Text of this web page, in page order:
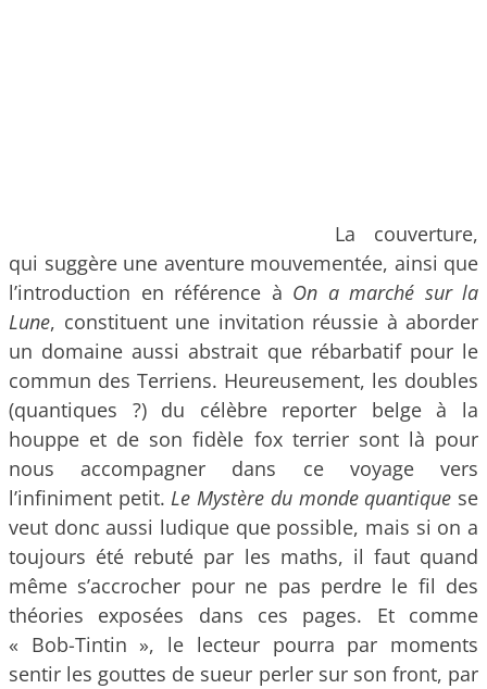
La couverture,
qui suggère une aventure mouvementée, ainsi que
l’introduction en référence à On a marché sur la
Lune, constituent une invitation réussie à aborder
un domaine aussi abstrait que rébarbatif pour le
commun des Terriens. Heureusement, les doubles
(quantiques ?) du célèbre reporter belge à la
houppe et de son fidèle fox terrier sont là pour
nous accompagner dans ce voyage vers
l’infiniment petit.Le Mystère du monde quantique se
veut donc aussi ludique que possible, mais si on a
toujours été rebuté par les maths, il faut quand
même s’accrocher pour ne pas perdre le fil des
théories exposées dans ces pages. Et comme
« Bob-Tintin », le lecteur pourra par moments
sentir les gouttes de sueur perler sur son front, par